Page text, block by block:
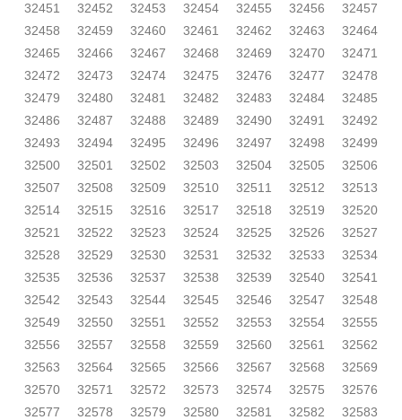
32451
32452 32453 32454 32455 32456
32457
32458
32459 32460 32461 32462 32463
32464
32465
32466 32467 32468 32469 32470
32471
32472
32473 32474 32475 32476 32477
32478
32479
32480 32481 32482 32483 32484
32485
32486
32487 32488 32489 32490 32491
32492
32493
32494 32495 32496 32497 32498
32499
32500
32501 32502 32503 32504 32505
32506
32507
32508 32509 32510 32511 32512
32513
32514
32515 32516 32517 32518 32519
32520
32521
32522 32523 32524 32525 32526
32527
32528
32529 32530 32531 32532 32533
32534
32535
32536 32537 32538 32539 32540
32541
32542
32543 32544 32545 32546 32547
32548
32549
32550 32551 32552 32553 32554
32555
32556
32557 32558 32559 32560 32561
32562
32563
32564 32565 32566 32567 32568
32569
32570
32571 32572 32573 32574 32575
32576
32577
32578 32579 32580 32581 32582
32583